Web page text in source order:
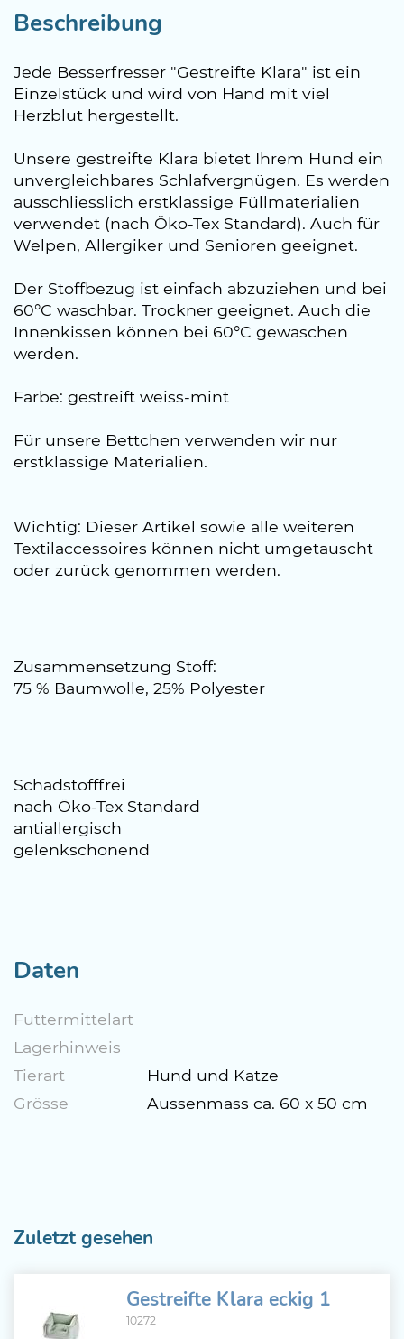
Beschreibung
Jede Besserfresser "Gestreifte Klara" ist ein
Einzelstück und wird von Hand mit viel
Herzblut hergestellt.
Unsere gestreifte Klara bietet Ihrem Hund ein
unvergleichbares Schlafvergnügen. Es werden
ausschliesslich erstklassige Füllmaterialien
verwendet (nach Öko-Tex Standard). Auch für
Welpen, Allergiker und Senioren geeignet.
Der Stoffbezug ist einfach abzuziehen und bei
60°C waschbar. Trockner geeignet. Auch die
Innenkissen können bei 60°C gewaschen
werden.
Farbe: gestreift weiss-mint
Für unsere Bettchen verwenden wir nur
erstklassige Materialien.
Wichtig: Dieser Artikel sowie alle weiteren
Textilaccessoires können nicht umgetauscht
oder zurück genommen werden.
Zusammensetzung Stoff:
75 % Baumwolle, 25% Polyester
Schadstofffrei
nach Öko-Tex Standard
antiallergisch
gelenkschonend
Daten
Futtermittelart
Lagerhinweis
Tierart
Hund und Katze
Grösse
Aussenmass ca. 60 x 50 cm
Zuletzt gesehen
Gestreifte Klara eckig 1
10272